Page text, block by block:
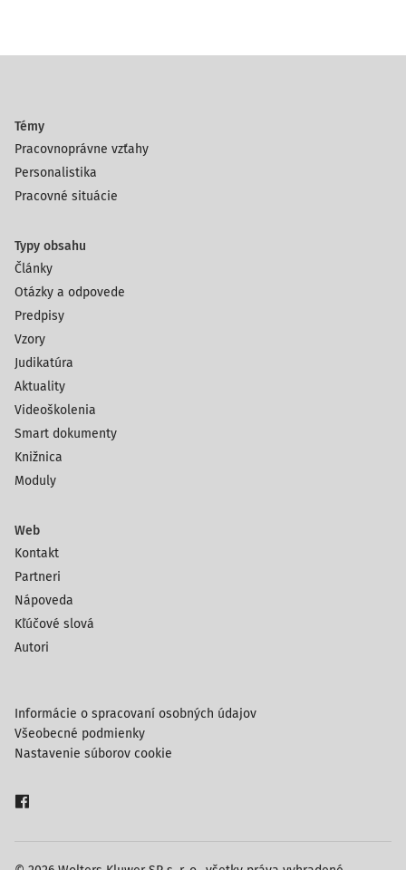
Témy
Pracovnoprávne vzťahy
Personalistika
Pracovné situácie
Typy obsahu
Články
Otázky a odpovede
Predpisy
Vzory
Judikatúra
Aktuality
Videoškolenia
Smart dokumenty
Knižnica
Moduly
Web
Kontakt
Partneri
Nápoveda
Kľúčové slová
Autori
Informácie o spracovaní osobných údajov
Všeobecné podmienky
Nastavenie súborov cookie